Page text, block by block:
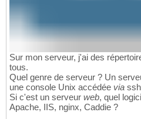
Sur mon serveur, j'ai des
tous.
Quel genre de serveur ? Un
une console Unix accédée via
Si c'est un serveur web, quel
Apache, IIS, nginx, Caddie ?